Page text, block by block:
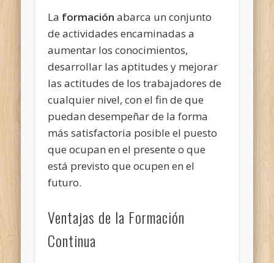
La formación abarca un conjunto
de actividades encaminadas a
aumentar los conocimientos,
desarrollar las aptitudes y mejorar
las actitudes de los trabajadores de
cualquier nivel, con el fin de que
puedan desempeñar de la forma
más satisfactoria posible el puesto
que ocupan en el presente o que
está previsto que ocupen en el
futuro.
Ventajas de la Formación
Continua